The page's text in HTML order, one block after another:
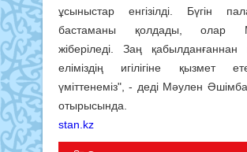
ұсыныстар енгізілді. Бүгін
бастаманы қолдады, олар
жіберіледі. Заң қабылданғаннан
еліміздің игілігіне қызмет
үміттенеміз", - деді Мәулен
отырысында.
stan.kz